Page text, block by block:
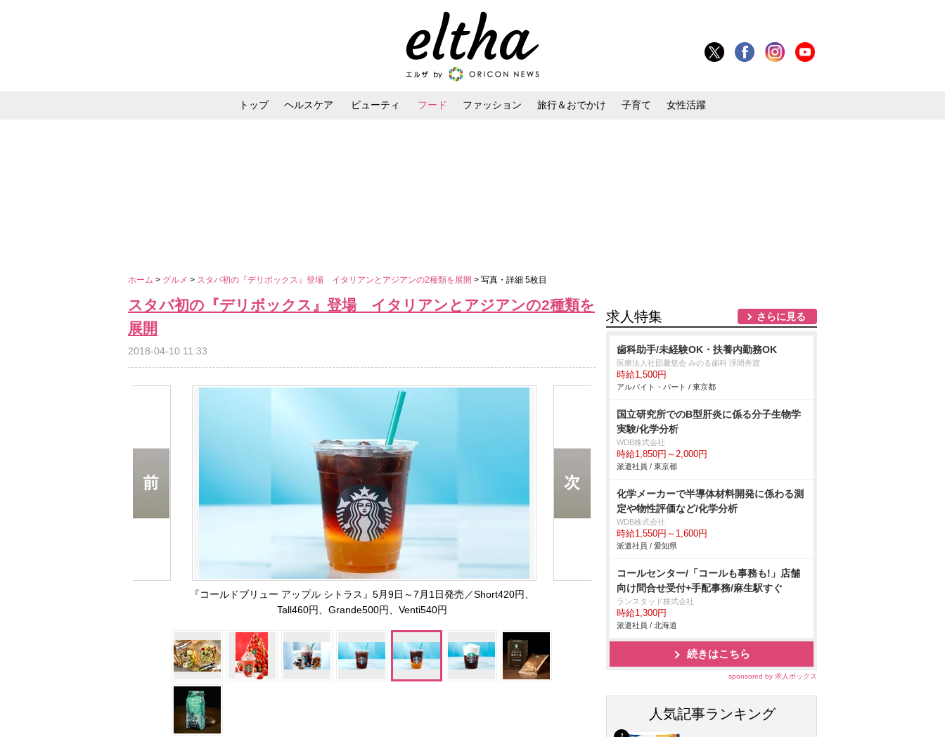
トップ ヘルスケア ビューティ フード ファッション 旅行＆おでかけ 子育て 女性活躍
ホーム > グルメ > スタバ初の『デリボックス』登場 イタリアンとアジアンの2種類を展開 > 写真・詳細 5枚目
スタバ初の『デリボックス』登場 イタリアンとアジアンの2種類を
展開
2018-04-10 11:33
『コールドブリュー アップル シトラス』5月9日～7月1日発売／Short420円、
Tall460円、Grande500円、Venti540円
求人特集 さらに見る
歯科助手/未経験OK・扶養内勤務OK
医療法人社団馨悠会 みのる歯科 浮間舟渡
時給1,500円
アルバイト・パート / 東京都
国立研究所でのB型肝炎に係る分子生物学
実験/化学分析
WDB株式会社
時給1,850円～2,000円
派遣社員 / 東京都
化学メーカーで半導体材料開発に係わる測
定や物性評価など/化学分析
WDB株式会社
時給1,550円～1,600円
派遣社員 / 愛知県
コールセンター/「コールも事務も!」店舗
向け問合せ受付+手配事務/麻生駅すぐ
ランスタッド株式会社
時給1,300円
派遣社員 / 北海道
続きはこちら
sponsored by 求人ボックス
人気記事ランキング